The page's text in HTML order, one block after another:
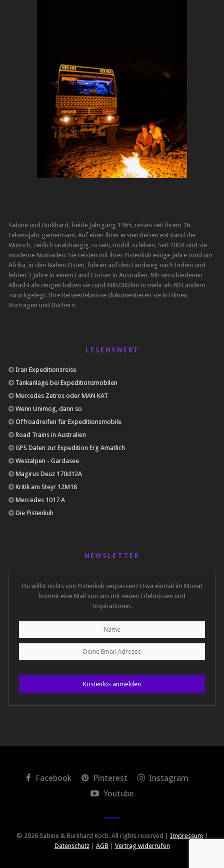
Sabine und Burkhard, beide Jahrgang 1965, reisen seit ihrem 16.
Lebensjahr gemeinsam. Auf einer ihrer ersten Reisen entstand der
Wunsch, zeitlich unabhängig zu sein, mobil zu leben. Seit 2004 sind sie
moderne Nomaden: Sie reisten mit ihrer Pistenkuh einige Jahre rund um
Afrika, in den Nahen Osten, fuhren auf den Landweg nach Indien und
lebten 2 Jahre in einem Land Cruiser in Australien. Mit verschiedenen
Allrad-Fahrzeugen haben sie rund 600.000 km in mehr als 80 Ländern
zurückgelegt. Ihre Reiseerlebnisse dokumentieren sie in Filmen,
Vorträgen und Büchern.
LESENSWERT
Iran Expeditionsreise
Tankanlage bei Expeditionsmobilen
Mercedes Zetros oder MAN KAT
Wenn Unimog, dann so
Offroadreifen für Expeditionsmobile
Road Trains in Australien
GPS Daten zur Expedition Erg Amatlich
Westalpen - Gardasee
Magirus Deuz 170d12A
Kritik am Steyr 12M18
Mercedes 1017 A
Die Pistenkuh
NEWSLETTER
Du willst nichts von Pistenkuh verpassen? Etwa einmal im Monat
kommt eine Mail von uns mit neuen Erlebnissen und
Inspirationen.
Kostenlos anmelden
Facebook Pinterest
Instagram
Youtube
© 2026 Sabine & Burkhard Koch. All rights reserved | Impressum
Datenschutz| AGB Vertrag widerrufen